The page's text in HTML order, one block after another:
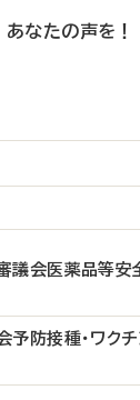
なたの声を！
会医薬品等安
防接種・ワクチ